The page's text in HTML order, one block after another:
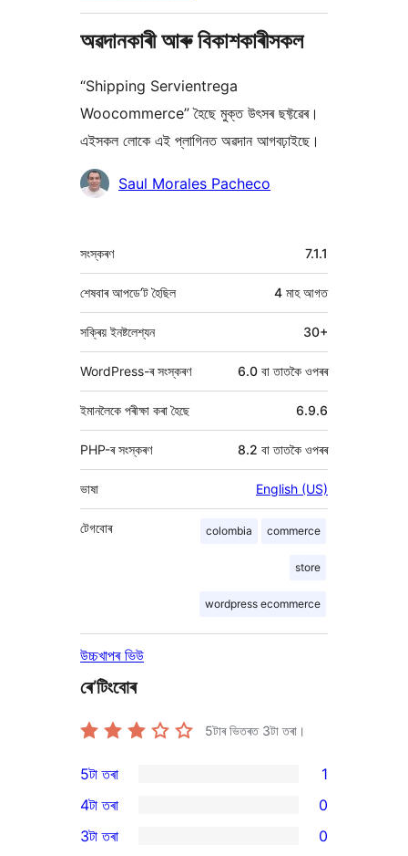
অৱদানকাৰী আৰু বিকাশকাৰীসকল
“Shipping Servientrega
Woocommerce” হৈছে মুক্ত উৎসৰ ছফ্টৱেৰ।
এইসকল লোকে এই প্লাগিনত অৱদান আগবঢ়াইছে।
অৱদানকাৰীসকলSaul Morales Pacheco
মেটা 7.1.1
সংস্কৰণ
4 মাহআগত
শেষবাৰ আপডে’ট হৈছিল
সক্ৰিয় ইনষ্টলেশ্যন 30+
WordPress-ৰ সংস্কৰণ 6.0 বা তাতকৈ ওপৰৰ
ইমানলৈকে পৰীক্ষা কৰা হৈছে 6.9.6
PHP-ৰ সংস্কৰণ 8.2 বা তাতকৈ ওপৰৰ
ভাষা English (US)
colombia commerce
store
wordpress ecommerce
টেগবোৰ
উচ্চখাপৰ ভিউ
ৰে’টিংবোৰ
5টাৰ ভিতৰত 3টা তৰা।
1
5-
star
5টা তৰা 1
4-
4টা তৰা 0
0
3টা তৰা 0